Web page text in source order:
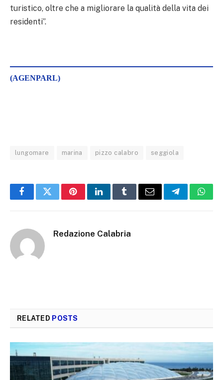
turistico, oltre che a migliorare la qualità della vita dei
residenti”.
(AGENPARL)
lungomare marina pizzo calabro seggiola
FacebookTwitterPinterestLinkedInTumblrEmail Telegram
Redazione Calabria
RELATED POSTS